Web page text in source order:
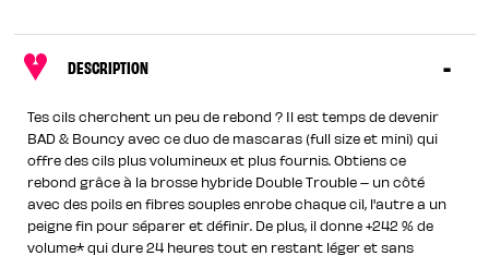
DESCRIPTION
Tes cils cherchent un peu de rebond ? Il est temps de devenir
BAD & Bouncy avec ce duo de mascaras (full size et mini) qui
offre des cils plus volumineux et plus fournis. Obtiens ce
rebond grâce à la brosse hybride Double Trouble – un côté
avec des poils en fibres souples enrobe chaque cil, l'autre a un
peigne fin pour séparer et définir. De plus, il donne +242 % de
volume* qui dure 24 heures tout en restant léger et sans